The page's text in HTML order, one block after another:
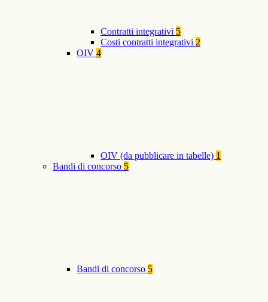
Contratti integrativi 5
Costi contratti integrativi 2
OIV 4
OIV (da pubblicare in tabelle) 1
Bandi di concorso 5
Bandi di concorso 5